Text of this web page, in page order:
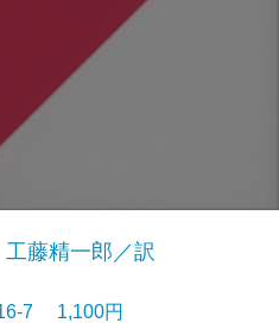
工藤精一郎／訳
7 1,100円